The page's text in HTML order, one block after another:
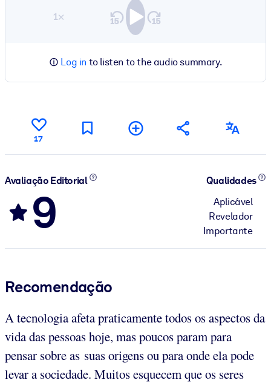
1×
Log in to listen to the audio summary.
17
Avaliação Editorial
9
Qualidades
Aplicável
Revelador
Importante
Recomendação
A tecnologia afeta praticamente todos os aspectos da
vida das pessoas hoje, mas poucos param para
pensar sobre as suas origens ou para onde ela pode
levar a sociedade. Muitos esquecem que os seres